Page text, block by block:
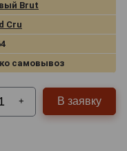
Brut
Cru
самовывоз
+ В заявку